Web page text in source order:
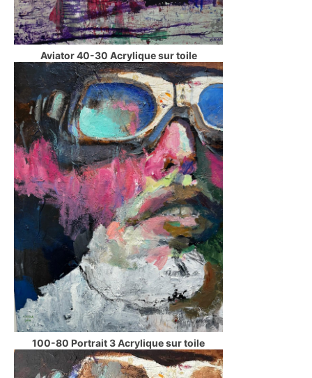
Aviator 40-30 Acrylique sur toile
100-80 Portrait 3 Acrylique sur toile